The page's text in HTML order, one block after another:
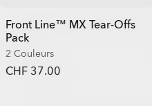
Front Line™ MX Tear-Offs
Pack
2 Couleurs
CHF 37.00